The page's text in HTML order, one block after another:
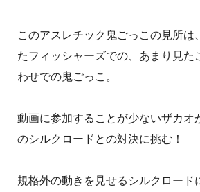
このアスレチック鬼ごっこの見所は
たフィッシャーズでの、あまり見た
わせでの鬼ごっこ。
動画に参加することが少ないザカオ
のシルクロードとの対決に挑む！
規格外の動きを見せるシルクロード